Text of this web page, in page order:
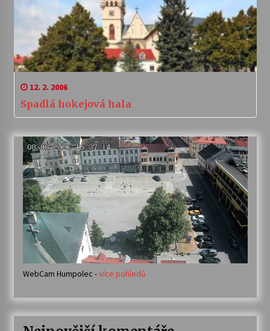
12. 2. 2006
Spadlá hokejová hala
WebCam Humpolec -více pohledů